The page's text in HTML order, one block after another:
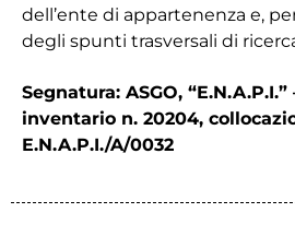
dell’ente di appartenenza e,
degli spunti trasversali di
Segnatura: ASGO,
inventario n. 20204,
E.N.A.P.I./A/0032